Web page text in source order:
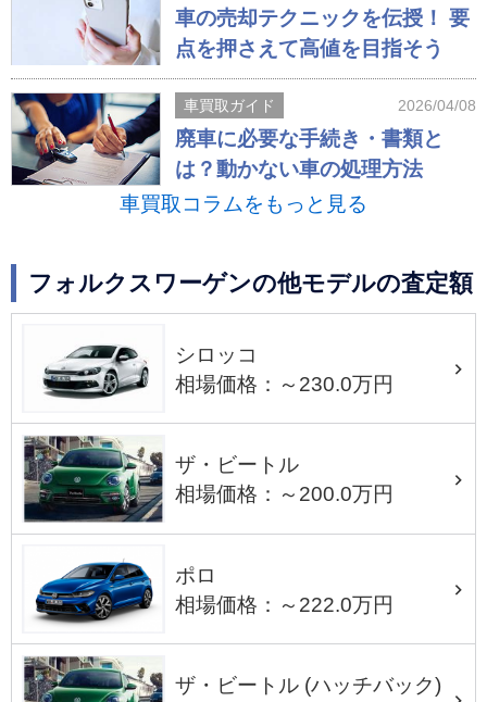
車の売却テクニックを伝授！ 要
点を押さえて高値を目指そう
車買取ガイド 2026/04/08
廃車に必要な手続き・書類と
は？動かない車の処理方法
車買取コラムをもっと見る
フォルクスワーゲンの他モデルの査定額
シロッコ
相場価格：～230.0万円
ザ・ビートル
相場価格：～200.0万円
ポロ
相場価格：～222.0万円
ザ・ビートル (ハッチバック)